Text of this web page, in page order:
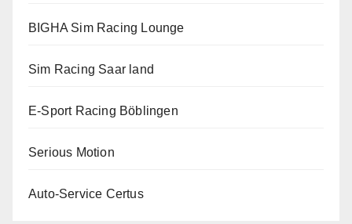
BIGHA Sim Racing Lounge
Sim Racing Saar land
E-Sport Racing Böblingen
Serious Motion
Auto-Service Certus